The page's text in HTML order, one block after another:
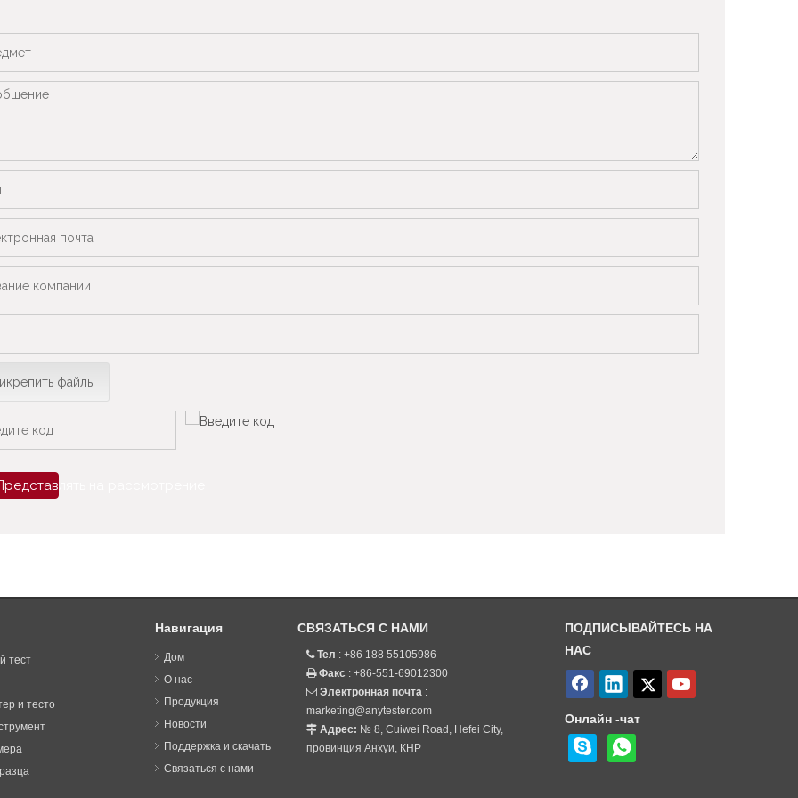
файлы
на рассмотрение
тест
и тесто
Навигация
Дом
О нас
Продукция
Новости
Поддержка и скачать
Связаться с нами
СВЯЗАТЬСЯ С НАМИ
Тел : +86 188 55105986
Факс : +86-551-69012300
 Электронная почта :
marketing@anytester.com
 Адрес: № 8, Cuiwei Road, Hefei City,
провинция Анхуи, КНР
ПОДПИСЫВАЙТЕСЬ НА
НАС
Онлайн -чат